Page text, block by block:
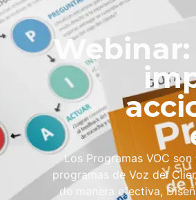
Webinar:
Los Programas VOC
programas de Voz del
de manera efectiva,